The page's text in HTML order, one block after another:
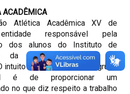
ACADÊMICA
Atlética Acadêmica XV de
responsável pela
dos alunos do Instituto de
da UNICAMP através do
intuito de participar desse grupo
é de proporcionar um
no que diz respeito a trabalho